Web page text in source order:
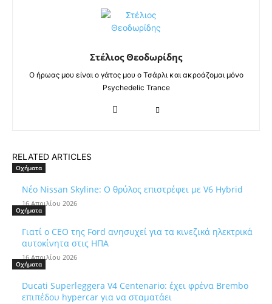
Στέλιος Θεοδωρίδης
Ο ήρωας μου είναι ο γάτος μου ο Τσάρλι και ακροάζομαι μόνο
Psychedelic Trance
RELATED ARTICLES
Οχήματα
Νέο Nissan Skyline: Ο θρύλος επιστρέφει με V6 Hybrid
16 Απριλίου 2026
Οχήματα
Γιατί ο CEO της Ford ανησυχεί για τα κινεζικά ηλεκτρικά
αυτοκίνητα στις ΗΠΑ
16 Απριλίου 2026
Οχήματα
Ducati Superleggera V4 Centenario: έχει φρένα Brembo
επιπέδου hypercar για να σταματάει